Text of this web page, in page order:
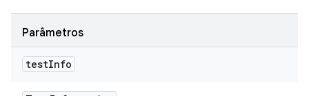
Parâmetros
testInfo